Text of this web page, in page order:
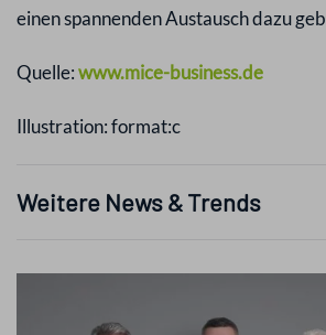
einen spannenden Austausch dazu
Quelle:www.mice-business.de
Illustration: format:c
Weitere News & Trends